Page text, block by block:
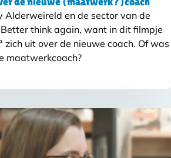
Alderweireld en de sector van de
think again, want in dit filmpje
zich uit over de nieuwe coach. Of was
maatwerkcoach?